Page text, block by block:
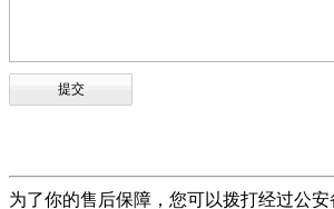
为了你的售后保障，您可以拨打经过公